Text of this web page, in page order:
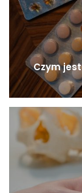
Czym